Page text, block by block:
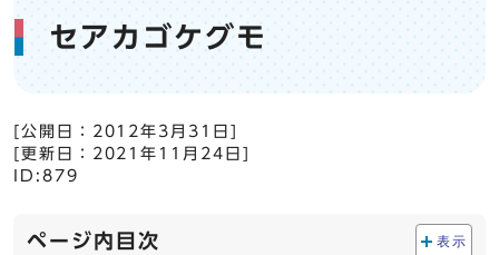
セアカゴケグモ
[公開日： 2012年3月31日
[更新日： 2021年11月24日
ID:879
ページ内目次 表示